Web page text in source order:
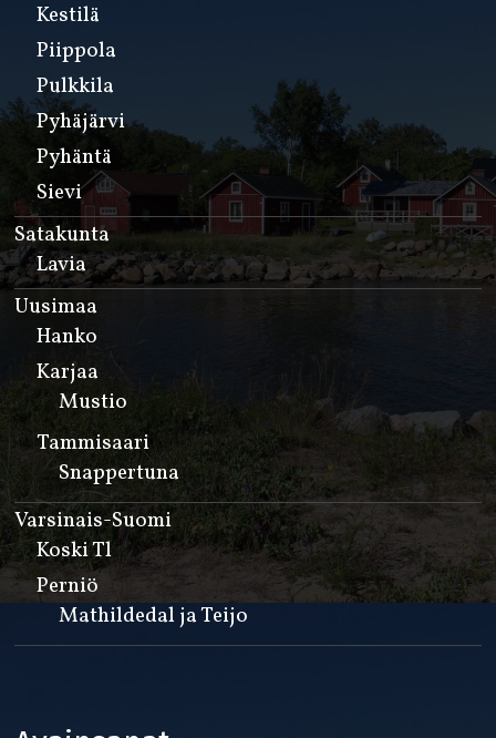
Kestilä
Piippola
Pulkkila
Pyhäjärvi
Pyhäntä
Sievi
Satakunta
Lavia
Uusimaa
Hanko
Karjaa
Mustio
Tammisaari
Snappertuna
Varsinais-Suomi
Koski Tl
Perniö
Mathildedal ja Teijo